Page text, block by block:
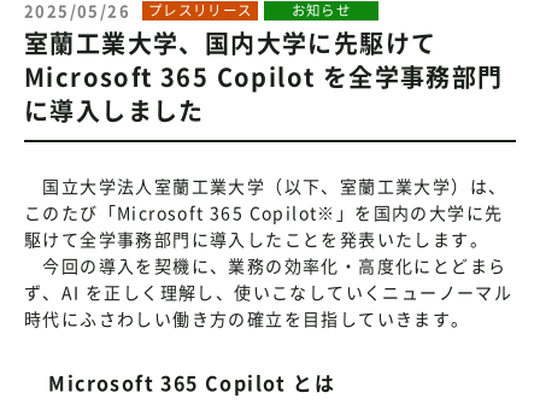
2025/05/26 プレスリリース お知らせ
室蘭工業大学、国内大学に先駆けて
Microsoft 365 Copilot を全学事務部門
に導入しました
国立大学法人室蘭工業大学（以下、室蘭工業大学）は、
このたび「Microsoft 365 Copilot※」を国内の大学に先
駆けて全学事務部門に導入したことを発表いたします。
今回の導入を契機に、業務の効率化・高度化にとどまら
ず、AI を正しく理解し、使いこなしていくニューノーマル
時代にふさわしい働き方の確立を目指していきます。
Microsoft 365 Copilot とは